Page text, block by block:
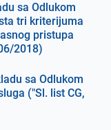
sa Odlukom
tri kriterijuma
pristupa
2018)
sa Odlukom
("Sl. list CG,